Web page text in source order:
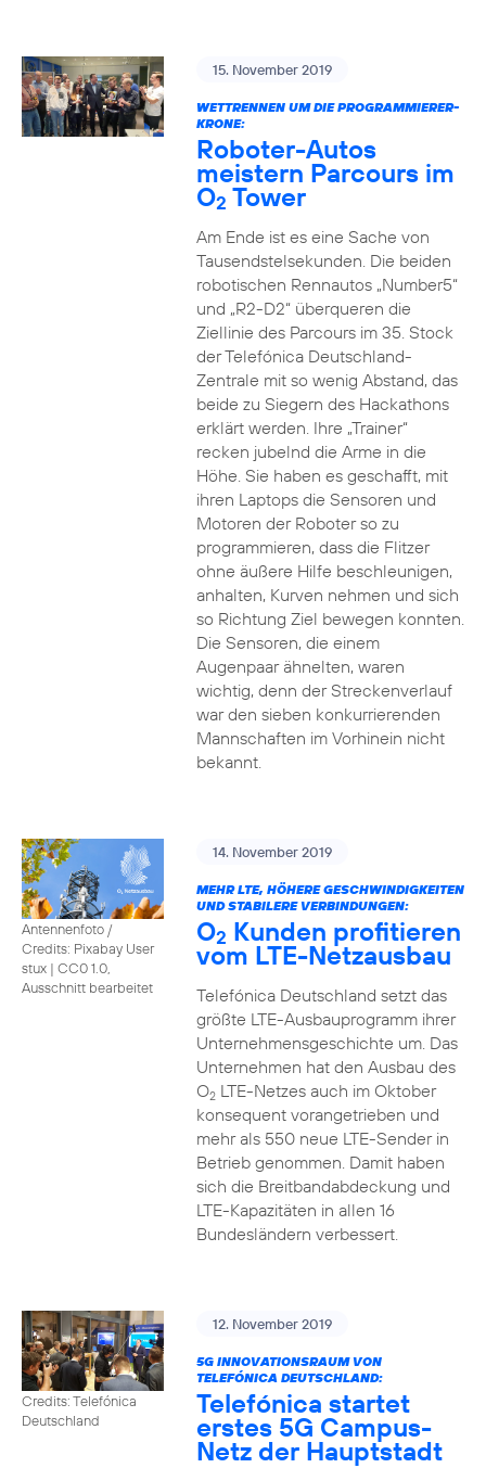
15. November 2019
WETTRENNEN UM DIE PROGRAMMIERER-
KRONE:
Roboter-Autos
meistern Parcours im
O2 Tower
Am Ende ist es eine Sache von
Tausendstelsekunden. Die beiden
robotischen Rennautos „Number5“
und „R2-D2“ überqueren die
Ziellinie des Parcours im 35. Stock
der Telefónica Deutschland-
Zentrale mit so wenig Abstand, das
beide zu Siegern des Hackathons
erklärt werden. Ihre „Trainer“
recken jubelnd die Arme in die
Höhe. Sie haben es geschafft, mit
ihren Laptops die Sensoren und
Motoren der Roboter so zu
programmieren, dass die Flitzer
ohne äußere Hilfe beschleunigen,
anhalten, Kurven nehmen und sich
so Richtung Ziel bewegen konnten.
Die Sensoren, die einem
Augenpaar ähnelten, waren
wichtig, denn der Streckenverlauf
war den sieben konkurrierenden
Mannschaften im Vorhinein nicht
bekannt.
Antennenfoto /
Credits: Pixabay User
stux | CC0 1.0,
Ausschnitt bearbeitet
14. November 2019
MEHR LTE, HÖHERE GESCHWINDIGKEITEN
UND STABILERE VERBINDUNGEN:
O2 Kunden profitieren
vom LTE-Netzausbau
Telefónica Deutschland setzt das
größte LTE-Ausbauprogramm ihrer
Unternehmensgeschichte um. Das
Unternehmen hat den Ausbau des
O2LTE-Netzes auch im Oktober
konsequent vorangetrieben und
mehr als 550 neue LTE-Sender in
Betrieb genommen. Damit haben
sich die Breitbandabdeckung und
LTE-Kapazitäten in allen 16
Bundesländern verbessert.
Credits: Telefónica
Deutschland
12. November 2019
5G INNOVATIONSRAUM VON
TELEFÓNICA DEUTSCHLAND:
Telefónica startet
erstes 5G Campus-
Netz der Hauptstadt